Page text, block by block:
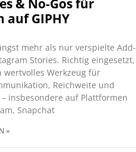
& No-Gos für
auf GIPHY
mehr als nur verspielte Add-
Stories. Richtig eingesetzt,
wertvolles Werkzeug für
Reichweite und
insbesondere auf Plattformen
Snapchat
»